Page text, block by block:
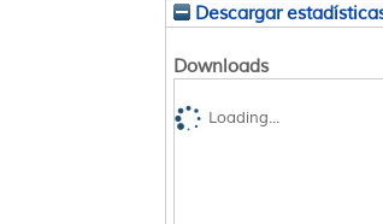
Descargar
Downloads
Loading...